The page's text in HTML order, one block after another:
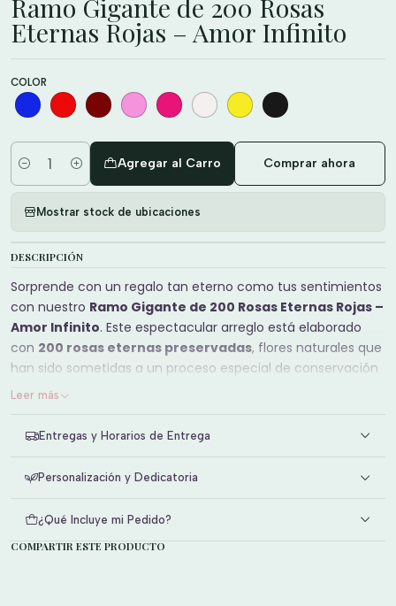
Ramo Gigante de 200 Rosas
Eternas Rojas – Amor Infinito
COLOR
Cantidad
Agregar al Carro Comprar ahora
Mostrar stock de ubicaciones
DESCRIPCIÓN
Sorprende con un regalo tan eterno como tus sentimientos
con nuestro Ramo Gigante de 200 Rosas Eternas Rojas –
Amor Infinito. Este espectacular arreglo está elaborado
con 200 rosas eternas preservadas, flores naturales que
han sido sometidas a un proceso especial de conservación
para mantener su belleza, textura y color durante meses o
Leer más
Entregas y Horarios de Entrega
Personalización y Dedicatoria
¿Qué Incluye mi Pedido?
COMPARTIR ESTE PRODUCTO